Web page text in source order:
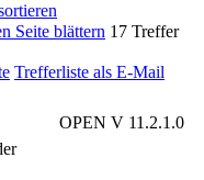
Seite blättern 17 Treffer
Trefferliste als E-Mail
OPEN V 11.2.1.0